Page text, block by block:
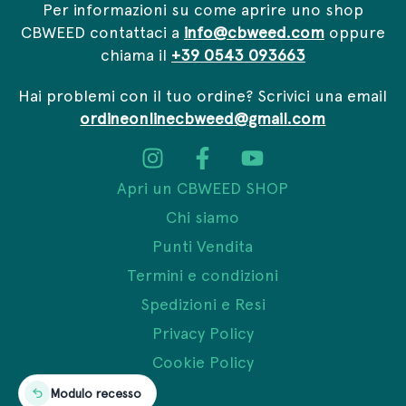
Apri un CBWEED SHOP
Chi siamo
Punti Vendita
Termini e condizioni
Spedizioni e Resi
Privacy Policy
Cookie Policy
Modulo recesso
Per informazioni su come aprire uno shop
CBWEED contattaci a info@cbweed.comoppure
chiama il +39 0543 093663
Hai problemi con il tuo ordine? Scrivici una email
ordineonlinecbweed@gmail.com